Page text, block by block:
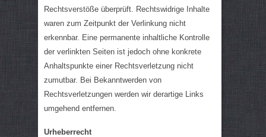
Rechtsverstöße überprüft. Rechtswidrige Inhalte
waren zum Zeitpunkt der Verlinkung nicht
erkennbar. Eine permanente inhaltliche Kontrolle
der verlinkten Seiten ist jedoch ohne konkrete
Anhaltspunkte einer Rechtsverletzung nicht
zumutbar. Bei Bekanntwerden von
Rechtsverletzungen werden wir derartige Links
umgehend entfernen.
Urheberrecht